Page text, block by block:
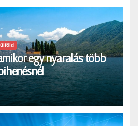
egy nyaralás több